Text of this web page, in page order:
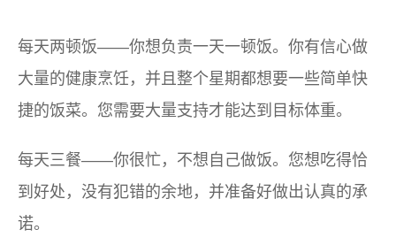
每天两顿饭——你想负责一天一顿饭。你有信心做
大量的健康烹饪，并且整个星期都想要一些简单快
捷的饭菜。您需要大量支持才能达到目标体重。
每天三餐——你很忙，不想自己做饭。您想吃得恰
到好处，没有犯错的余地，并准备好做出认真的承
诺。